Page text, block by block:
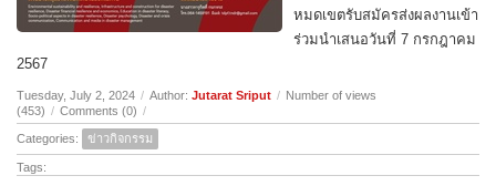
หมดเขตรับสมัครส่งผลงานเข้า
ร่วมนำเสนอวันที่ 7 กรกฎาคม
2567
Tuesday, July 2, 2024 / Author: Jutarat Sriput / Number of views
(453) / Comments (0) /
Categories: ข่าวกิจกรรม
Tags: